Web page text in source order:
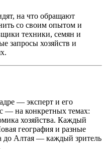
на что обращают
со своим опытом и
техники, семян и
запросы хозяйств и
— эксперт и его
— на конкретных темах:
хозяйства. Каждый
география и разные
Алтая — каждый зритель